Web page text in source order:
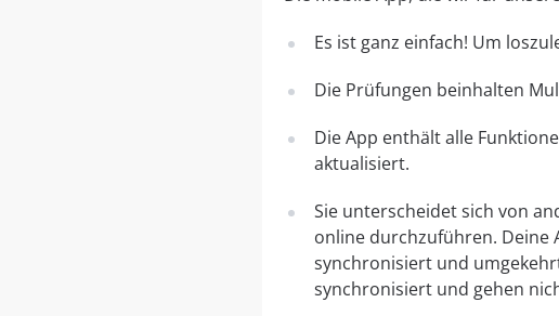
Es ist ganz einfach! Um
Die Prüfungen beinhalten
Die App enthält alle
aktualisiert.
Sie unterscheidet sich von
online durchzuführen. Deine
synchronisiert und
synchronisiert und gehen